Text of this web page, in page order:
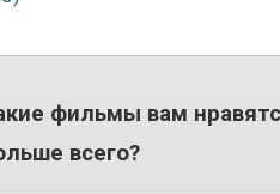
фильмы вам
всего?